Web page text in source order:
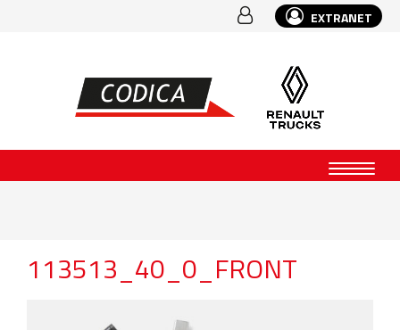
EXTRANET
113513_40_0_FRONT